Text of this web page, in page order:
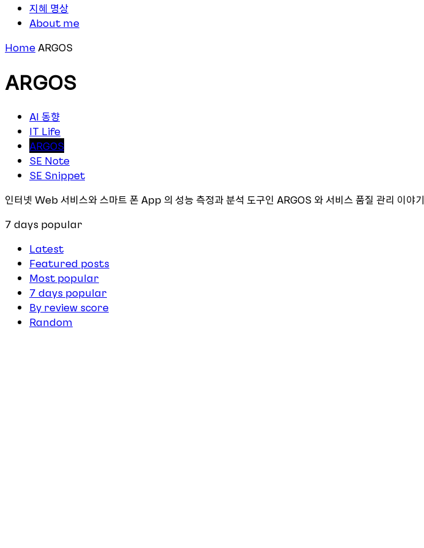
지혜 명상
About me
Home ARGOS
ARGOS
AI 동향
IT Life
ARGOS
SE Note
SE Snippet
인터넷 Web 서비스와 스마트 폰 App 의 성능 측정과 분석 도구인 ARGOS 와 서비스 품질 관리 이야기
7 days popular
Latest
Featured posts
Most popular
7 days popular
By review score
Random